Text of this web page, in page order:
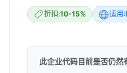
折扣:10-15% 适用
此企业代码目前是否仍然